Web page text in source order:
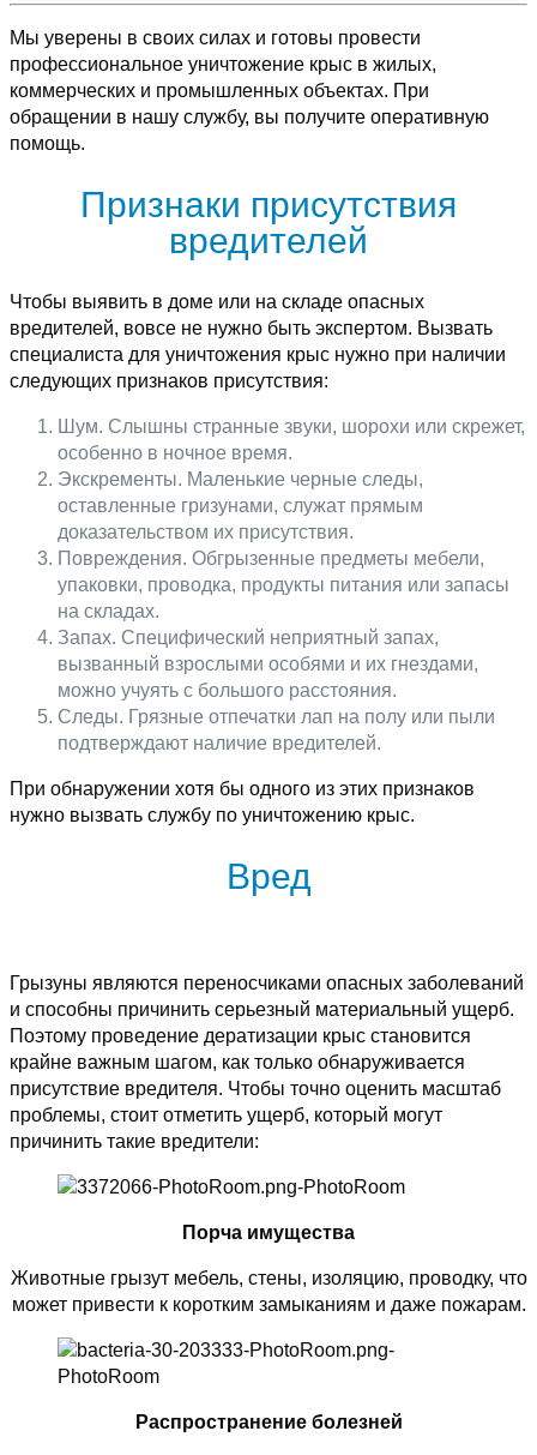
Мы уверены в своих силах и готовы провести
профессиональное уничтожение крыс в жилых,
коммерческих и промышленных объектах. При
обращении в нашу службу, вы получите оперативную
помощь.
Признаки присутствия
вредителей
Чтобы выявить в доме или на складе опасных
вредителей, вовсе не нужно быть экспертом. Вызвать
специалиста для уничтожения крыс нужно при наличии
следующих признаков присутствия:
Шум. Слышны странные звуки, шорохи или скрежет,
особенно в ночное время.
Экскременты. Маленькие черные следы,
оставленные гризунами, служат прямым
доказательством их присутствия.
Повреждения. Обгрызенные предметы мебели,
упаковки, проводка, продукты питания или запасы
на складах.
Запах. Специфический неприятный запах,
вызванный взрослыми особями и их гнездами,
можно учуять с большого расстояния.
Следы. Грязные отпечатки лап на полу или пыли
подтверждают наличие вредителей.
При обнаружении хотя бы одного из этих признаков
нужно вызвать службу по уничтожению крыс.
Вред
Грызуны являются переносчиками опасных заболеваний
и способны причинить серьезный материальный ущерб.
Поэтому проведение дератизации крыс становится
крайне важным шагом, как только обнаруживается
присутствие вредителя. Чтобы точно оценить масштаб
проблемы, стоит отметить ущерб, который могут
причинить такие вредители:
Порча имущества
Животные грызут мебель, стены, изоляцию, проводку, что
может привести к коротким замыканиям и даже пожарам.
Распространение болезней